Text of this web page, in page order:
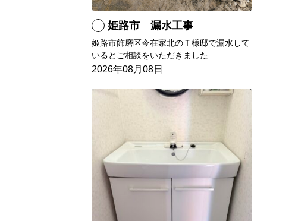
姫路市 漏水工事
姫路市飾磨区今在家北のＴ様邸で漏水して
いるとご相談をいただきました...
2026年08月08日